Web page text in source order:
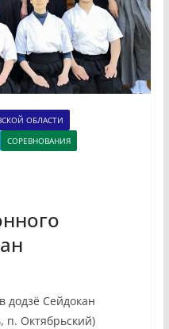
ОБЛАСТИ
СОРЕВНОВАНИЯ
додзё Сейдокан
п. Октябрьский)